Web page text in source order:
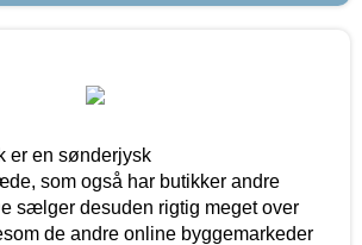
er en sønderjysk
som også har butikker andre
sælger desuden rigtig meget over
de andre online byggemarkeder